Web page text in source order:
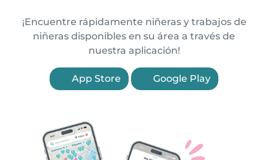
¡Encuentre rápidamente niñeras y trabajos de
niñeras disponibles en su área a través de
nuestra aplicación!
App Store Google Play